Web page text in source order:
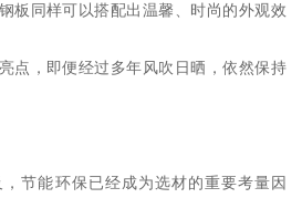
板同样可以搭配出温馨、时尚的外观效
点，即便经过多年风吹日晒，依然保持
节能环保已经成为选材的重要考量因